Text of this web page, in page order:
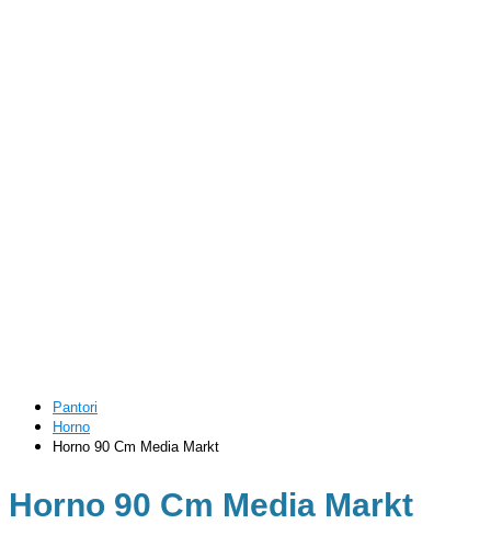
Pantori
Horno
Horno 90 Cm Media Markt
Horno 90 Cm Media Markt